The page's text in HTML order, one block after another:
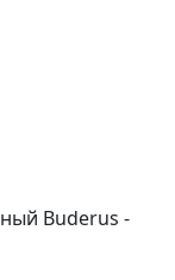
Buderus -